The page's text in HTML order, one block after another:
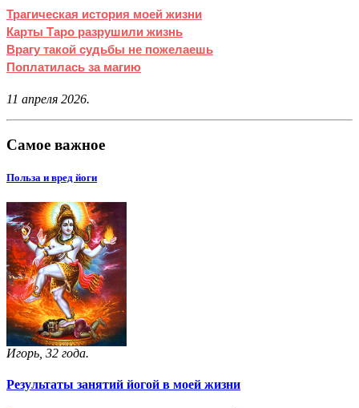
Трагическая история моей жизни
Карты Таро разрушили жизнь
Врагу такой судьбы не пожелаешь
Поплатилась за магию
11 апреля 2026.
Самое важное
Польза и вред йоги
Игорь, 32 года.
Результаты занятий йогой в моей жизни